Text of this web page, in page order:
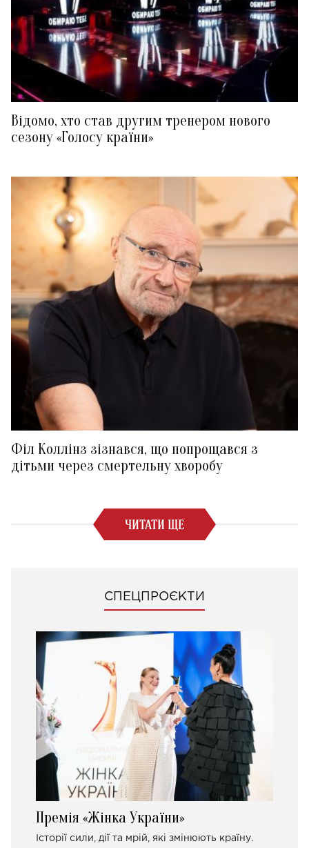
Відомо, хто став другим тренером нового
сезону «Голосу країни»
Філ Коллінз зізнався, що попрощався з
дітьми через смертельну хворобу
ЧИТАТИ ЩЕ
СПЕЦПРОЄКТИ
Премія «Жінка України»
Історії сили, дії та мрій, які змінюють країну.